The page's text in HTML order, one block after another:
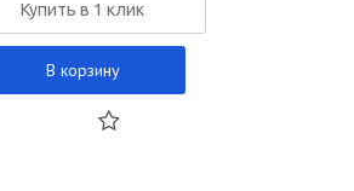
Купить в 1 клик
В корзину